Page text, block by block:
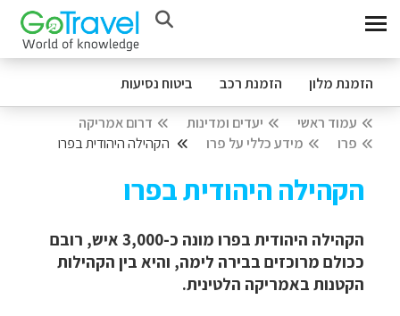
הזמנת מלון הזמנת רכב ביטוח נסיעות
עמוד ראשי יעדים ומדינות
דרום אמריקה
פרו
מידע כללי על פרו הקהילה היהודית בפרו
הקהילה היהודית בפרו
הקהילה היהודית בפרו מונה כ-3,000 איש, רובם
ככולם מרוכזים בבירה לימה, והיא בין הקהילות
הקטנות באמריקה הלטינית.